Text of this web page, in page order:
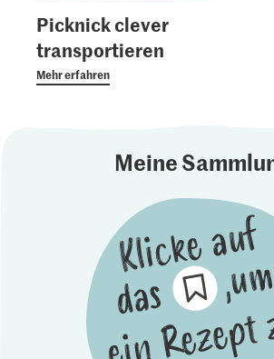
Picknick clever
transportieren
Mehr erfahren
Meine